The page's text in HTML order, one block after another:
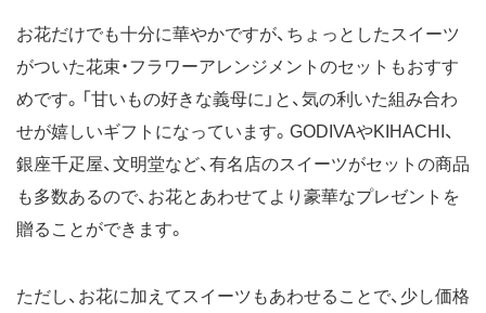
お花だけでも十分に華やかですが、ちょっとしたスイーツ
がついた花束・フラワーアレンジメントのセットもおすす
めです。「甘いもの好きな義母に」と、気の利いた組み合わ
せが嬉しいギフトになっています。GODIVAやKIHACHI、
銀座千疋屋、文明堂など、有名店のスイーツがセットの商品
も多数あるので、お花とあわせてより豪華なプレゼントを
贈ることができます。
ただし、お花に加えてスイーツもあわせることで、少し価格